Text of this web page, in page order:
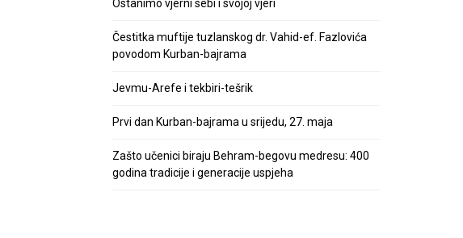
Ostanimo vjerni sebi i svojoj vjeri
Čestitka muftije tuzlanskog dr. Vahid-ef. Fazlovića
povodom Kurban-bajrama
Jevmu-Arefe i tekbiri-tešrik
Prvi dan Kurban-bajrama u srijedu, 27. maja
Zašto učenici biraju Behram-begovu medresu: 400
godina tradicije i generacije uspjeha